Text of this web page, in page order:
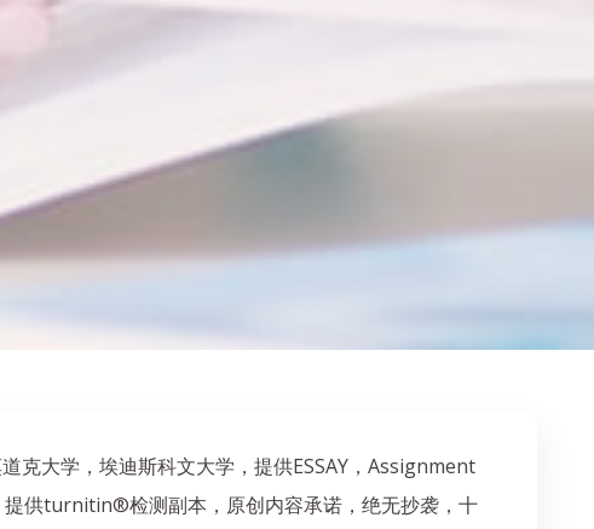
克大学，埃迪斯科文大学，提供ESSAY，Assignment
提供turnitin®检测副本，原创内容承诺，绝无抄袭，十